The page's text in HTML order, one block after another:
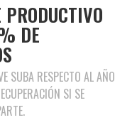
DE
SUBA RESPECTO AL AÑO
SI SE